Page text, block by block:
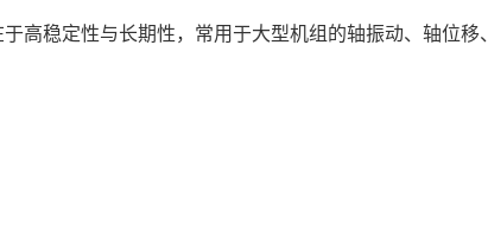
高稳定性与长期性，常用于大型机组的轴振动、轴位移